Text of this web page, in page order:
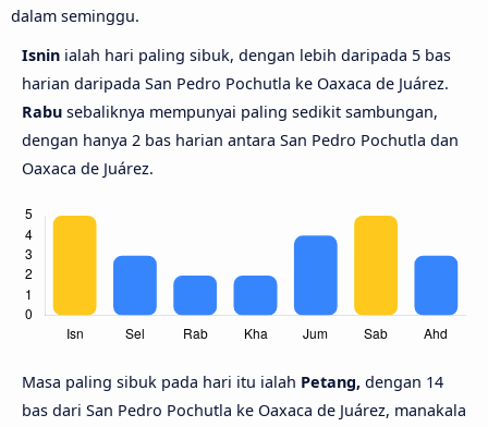
dalam seminggu.
Isnin ialah hari paling sibuk, dengan lebih daripada 5 bas
harian daripada San Pedro Pochutla ke Oaxaca de Juárez.
Rabu sebaliknya mempunyai paling sedikit sambungan,
dengan hanya 2 bas harian antara San Pedro Pochutla dan
Oaxaca de Juárez.
Masa paling sibuk pada hari itu ialah Petang, dengan 14
bas dari San Pedro Pochutla ke Oaxaca de Juárez, manakala